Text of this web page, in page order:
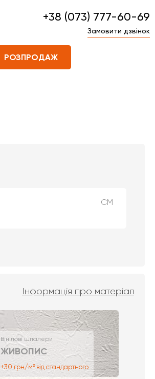
+38 (073) 777-60-69
Замовити дзвінок
РОЗПРОДАЖ
СМ
Інформація про матеріал
Вінілові шпалери
ЖИВОПИС
+30 грн/м² від стандартного